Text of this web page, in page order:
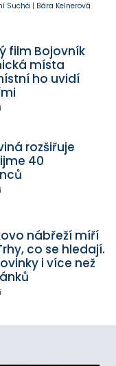
Suchá | Bára Kelnerová
film Bojovník
místa
ho uvidí
rozšiřuje
40
nábřeží míří
co se hledají.
i více než